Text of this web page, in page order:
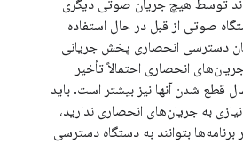
توسط هیچ جریان صوتی دیگری
صوتی از قبل در حال استفاده
دسترسی انحصاری پخش جریانی
انحصاری احتمالاً تأخیر
قطع شدن آنها نیز بیشتر است. باید
به جریان‌های انحصاری ندارید،
برنامه‌ها بتوانند به دستگاه دسترسی